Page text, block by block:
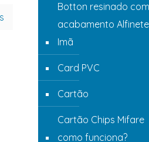
Botton resinado com
acabamento
Imã
Card PVC
Cartão
Cartão Chips Mifare
como funciona?